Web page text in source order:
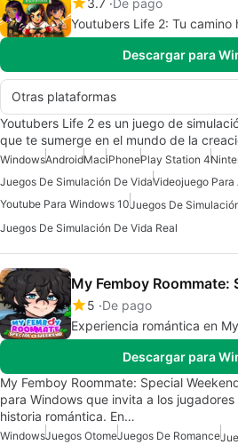
Youtubers Life 2: Tu camino
Descargar para
Otras plataformas
Youtubers Life 2 es un juego de
que te sumerge en el mundo de la
WindowsAndroidMaciPhonePlay Station 4
Juegos De Simulación De VidaVideojuego Para
Youtube Para Windows 10
Juegos De Simulación De Vida Real
My Femboy Roommate:
5 De pago
Experiencia romántica en
Descargar para
My Femboy Roommate: Special
para Windows que invita a los
historia romántica. En…
WindowsJuegos OtomeJuegos De Romance